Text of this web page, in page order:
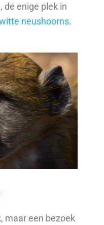
de enige plek in
neushoorns.
maar een bezoek